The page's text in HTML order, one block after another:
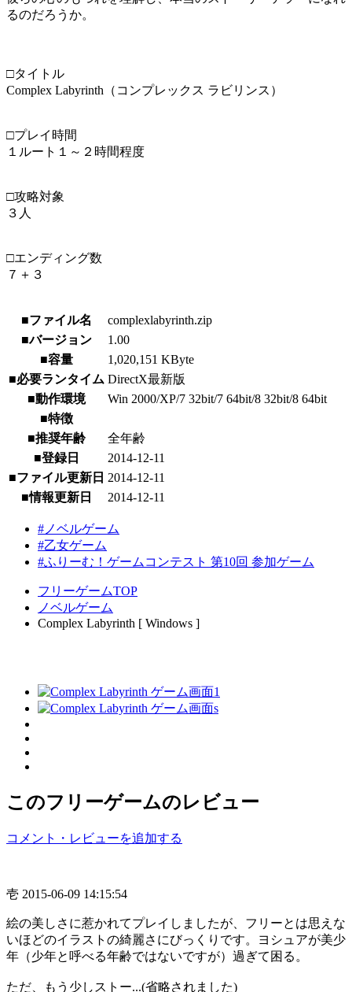
るのだろうか。
□タイトル
Complex Labyrinth（コンプレックス ラビリンス）
□プレイ時間
１ルート１～２時間程度
□攻略対象
３人
□エンディング数
７＋３
■ファイル名
complexlabyrinth.zip
■バージョン
1.00
■容量
1,020,151 KByte
■必要ランタイム DirectX最新版
■動作環境
Win 2000/XP/7 32bit/7 64bit/8 32bit/8 64bit
■特徴
■推奨年齢
全年齢
■登録日
2014-12-11
■ファイル更新日 2014-12-11
■情報更新日
2014-12-11
#ノベルゲーム
#乙女ゲーム
#ふりーむ！ゲームコンテスト 第10回 参加ゲーム
フリーゲームTOP
ノベルゲーム
Complex Labyrinth [ Windows ]
このフリーゲームのレビュー
コメント・レビューを追加する
壱 2015-06-09 14:15:54
絵の美しさに惹かれてプレイしましたが、フリーとは思えな
いほどのイラストの綺麗さにびっくりです。ヨシュアが美少
年（少年と呼べる年齢ではないですが）過ぎて困る。
ただ、もう少しストー...(省略されました)